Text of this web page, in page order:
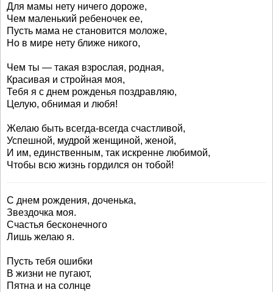
Для мамы нету ничего дороже,
Чем маленький ребеночек ее,
Пусть мама не становится моложе,
Но в мире нету ближе никого,
Чем ты — такая взрослая, родная,
Красивая и стройная моя,
Тебя я с днем рожденья поздравляю,
Целую, обнимая и любя!
Желаю быть всегда-всегда счастливой,
Успешной, мудрой женщиной, женой,
И им, единственным, так искренне любимой,
Чтобы всю жизнь гордился он тобой!
С днем рождения, доченька,
Звездочка моя.
Счастья бесконечного
Лишь желаю я.
Пусть тебя ошибки
В жизни не пугают,
Пятна и на солнце